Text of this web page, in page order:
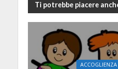
Ti potrebbe piacere